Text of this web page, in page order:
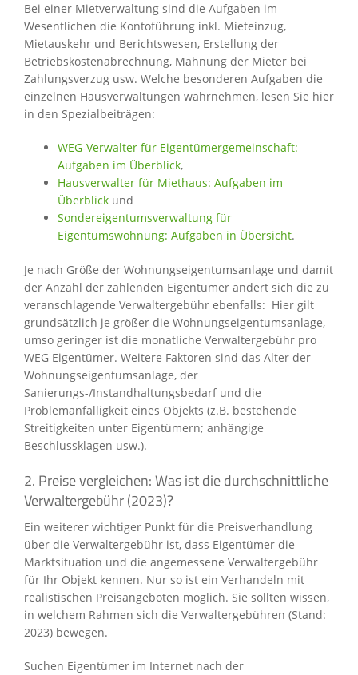
Bei einer Mietverwaltung sind die Aufgaben im
Wesentlichen die Kontoführung inkl. Mieteinzug,
Mietauskehr und Berichtswesen, Erstellung der
Betriebskostenabrechnung, Mahnung der Mieter bei
Zahlungsverzug usw. Welche besonderen Aufgaben die
einzelnen Hausverwaltungen wahrnehmen, lesen Sie hier
in den Spezialbeiträgen:
WEG-Verwalter für Eigentümergemeinschaft:
Aufgaben im Überblick,
Hausverwalter für Miethaus: Aufgaben im
Überblick und
Sondereigentumsverwaltung für
Eigentumswohnung: Aufgaben in Übersicht.
Je nach Größe der Wohnungseigentumsanlage und damit
der Anzahl der zahlenden Eigentümer ändert sich die zu
veranschlagende Verwaltergebühr ebenfalls: Hier gilt
grundsätzlich je größer die Wohnungseigentumsanlage,
umso geringer ist die monatliche Verwaltergebühr pro
WEG Eigentümer. Weitere Faktoren sind das Alter der
Wohnungseigentumsanlage, der
Sanierungs-/Instandhaltungsbedarf und die
Problemanfälligkeit eines Objekts (z.B. bestehende
Streitigkeiten unter Eigentümern; anhängige
Beschlussklagen usw.).
2. Preise vergleichen: Was ist die durchschnittliche
Verwaltergebühr (2023)?
Ein weiterer wichtiger Punkt für die Preisverhandlung
über die Verwaltergebühr ist, dass Eigentümer die
Marktsituation und die angemessene Verwaltergebühr
für Ihr Objekt kennen. Nur so ist ein Verhandeln mit
realistischen Preisangeboten möglich. Sie sollten wissen,
in welchem Rahmen sich die Verwaltergebühren (Stand:
2023) bewegen.
Suchen Eigentümer im Internet nach der